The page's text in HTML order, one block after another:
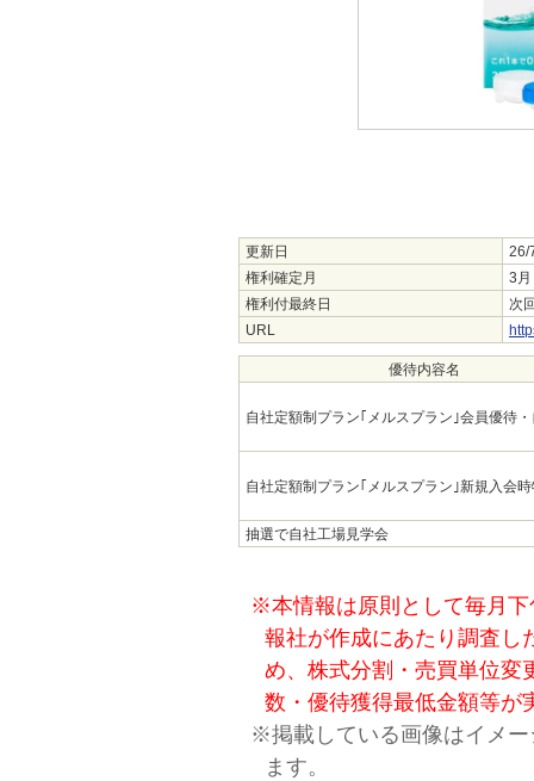
更新日
26/
権利確定月
3月
権利付最終日
次
URL
優待内容名
自社定額制プラン｢メルスプラン｣会員優待
自社定額制プラン｢メルスプラン｣新規入会
抽選で自社工場見学会
※本情報は原則として毎月
報社が作成にあたり調査し
め、株式分割・売買単位変
数・優待獲得最低金額等が
※掲載している画像はイメ
ます。